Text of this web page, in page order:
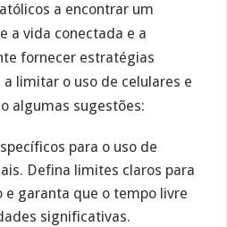
a encontrar um
a vida conectada e a
fornecer estratégias
limitar o uso de celulares e
algumas sugestões:
para o uso de
Defina limites claros para
e garanta que o tempo livre
significativas.